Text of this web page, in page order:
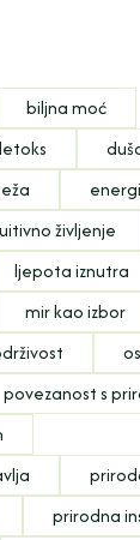
biljna moć
življenje
ljepota iznutra
mir kao izbor
povezanost s
prirodna